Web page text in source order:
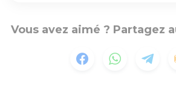
Vous avez aimé ? Partagez